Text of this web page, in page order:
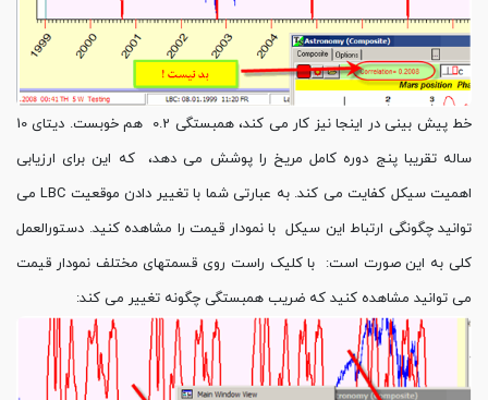
خط پیش بینی در اینجا نیز کار می کند، همبستگی 0.2 هم خوبست. دیتای 10
ساله تقریبا پنج دوره کامل مریخ را پوشش می دهد، که این برای ارزیابی
اهمیت سیکل کفایت می کند. به عبارتی شما با تغییر دادن موقعیت LBC می
توانید چگونگی ارتباط این سیکل با نمودار قیمت را مشاهده کنید. دستورالعمل
کلی به این صورت است: با کلیک راست روی قسمتهای مختلف نمودار قیمت
می توانید مشاهده کنید که ضریب همبستگی چگونه تغییر می کند: